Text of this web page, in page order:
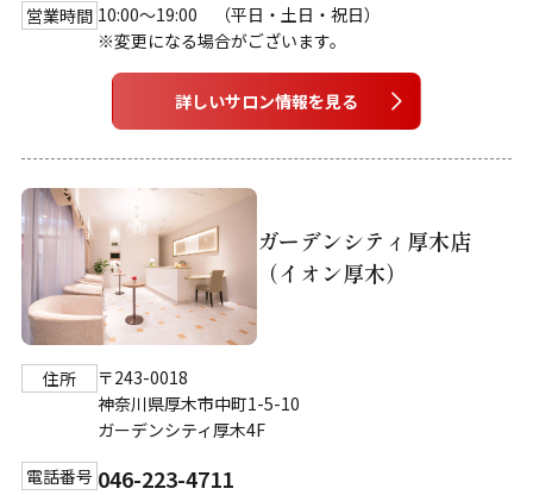
営業時間 10:00～19:00 （平日・土日・祝日）
※変更になる場合がございます。
詳しいサロン情報を見る
ガーデンシティ厚木店
（イオン厚木）
住所
〒243-0018
神奈川県厚木市中町1-5-10
ガーデンシティ厚木4F
電話番号 046-223-4711